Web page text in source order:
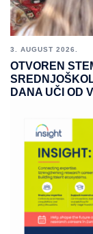
3. AUGUST 2026.
OTVOREN
DANA UČI OD